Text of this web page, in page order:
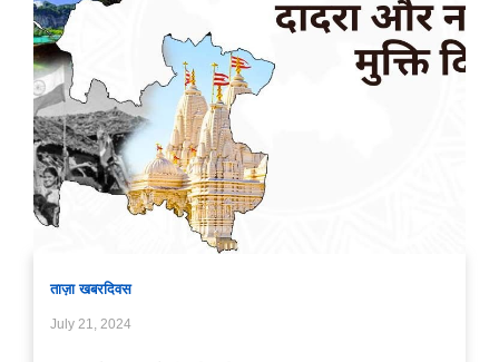
ताज़ा खबरदिवस
July 21, 2024